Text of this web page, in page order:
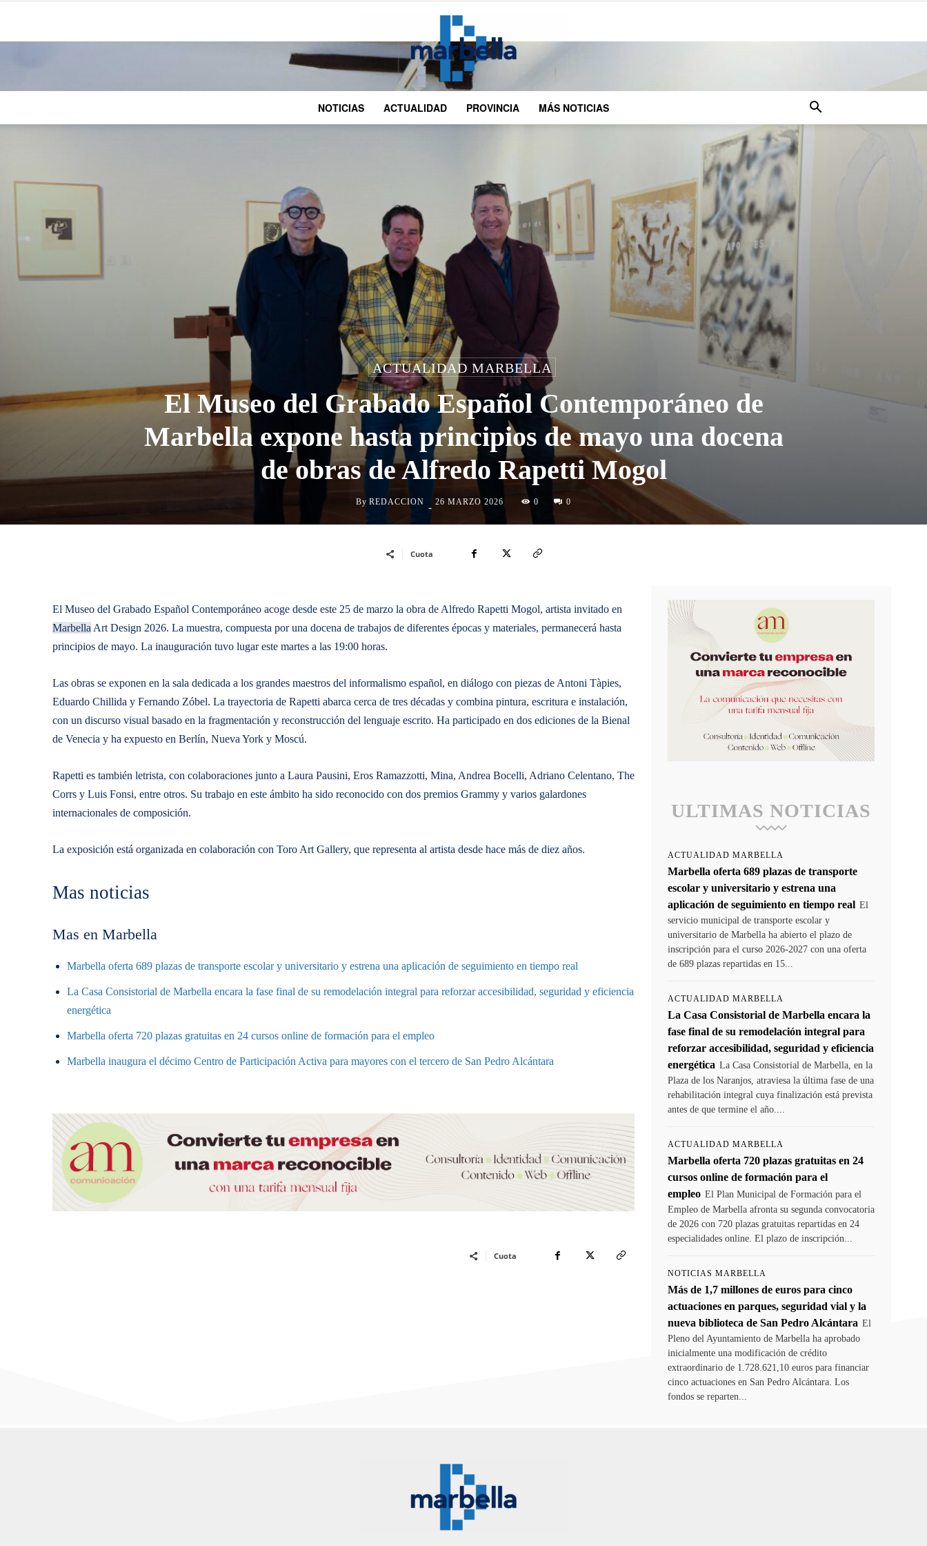
DMarbella
NOTICIAS ACTUALIDAD PROVINCIA MÁS NOTICIAS
ACTUALIDAD MARBELLA
El Museo del Grabado Español Contemporáneo de
Marbella expone hasta principios de mayo una docena
de obras de Alfredo Rapetti Mogol
By REDACCION - 26 MARZO 2026 0 0
Cuota
El Museo del Grabado Español Contemporáneo acoge desde este 25 de marzo la obra de Alfredo Rapetti Mogol, artista invitado en
Marbella Art Design 2026. La muestra, compuesta por una docena de trabajos de diferentes épocas y materiales, permanecerá hasta
principios de mayo. La inauguración tuvo lugar este martes a las 19:00 horas.
Las obras se exponen en la sala dedicada a los grandes maestros del informalismo español, en diálogo con piezas de Antoni Tàpies,
Eduardo Chillida y Fernando Zóbel. La trayectoria de Rapetti abarca cerca de tres décadas y combina pintura, escritura e instalación,
con un discurso visual basado en la fragmentación y reconstrucción del lenguaje escrito. Ha participado en dos ediciones de la Bienal
de Venecia y ha expuesto en Berlín, Nueva York y Moscú.
Rapetti es también letrista, con colaboraciones junto a Laura Pausini, Eros Ramazzotti, Mina, Andrea Bocelli, Adriano Celentano, The
Corrs y Luis Fonsi, entre otros. Su trabajo en este ámbito ha sido reconocido con dos premios Grammy y varios galardones
internacionales de composición.
La exposición está organizada en colaboración con Toro Art Gallery, que representa al artista desde hace más de diez años.
Mas noticias
Mas en Marbella
Marbella oferta 689 plazas de transporte escolar y universitario y estrena una aplicación de seguimiento en tiempo real
La Casa Consistorial de Marbella encara la fase final de su remodelación integral para reforzar accesibilidad, seguridad y eficiencia
energética
Marbella oferta 720 plazas gratuitas en 24 cursos online de formación para el empleo
Marbella inaugura el décimo Centro de Participación Activa para mayores con el tercero de San Pedro Alcántara
Cuota
ULTIMAS NOTICIAS
ACTUALIDAD MARBELLA
Marbella oferta 689 plazas de transporte
escolar y universitario y estrena una
aplicación de seguimiento en tiempo real El
servicio municipal de transporte escolar y
universitario de Marbella ha abierto el plazo de
inscripción para el curso 2026-2027 con una oferta
de 689 plazas repartidas en 15...
ACTUALIDAD MARBELLA
La Casa Consistorial de Marbella encara la
fase final de su remodelación integral para
reforzar accesibilidad, seguridad y eficiencia
energética La Casa Consistorial de Marbella, en la
Plaza de los Naranjos, atraviesa la última fase de una
rehabilitación integral cuya finalización está prevista
antes de que termine el año....
ACTUALIDAD MARBELLA
Marbella oferta 720 plazas gratuitas en 24
cursos online de formación para el
empleo El Plan Municipal de Formación para el
Empleo de Marbella afronta su segunda convocatoria
de 2026 con 720 plazas gratuitas repartidas en 24
especialidades online. El plazo de inscripción...
NOTICIAS MARBELLA
Más de 1,7 millones de euros para cinco
actuaciones en parques, seguridad vial y la
nueva biblioteca de San Pedro Alcántara El
Pleno del Ayuntamiento de Marbella ha aprobado
inicialmente una modificación de crédito
extraordinario de 1.728.621,10 euros para financiar
cinco actuaciones en San Pedro Alcántara. Los
fondos se reparten...